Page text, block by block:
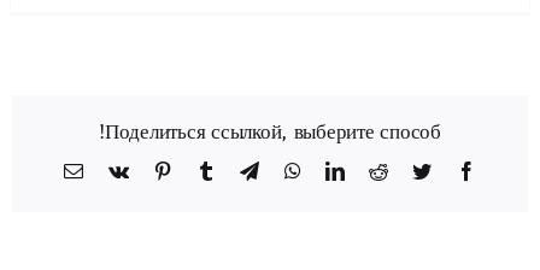
Поделиться ссылкой, выберите способ!
Facebook
Twitter
Reddit
LinkedIn
WhatsApp
Telegram
Tumblr
Pinterest
Vk
כתובת